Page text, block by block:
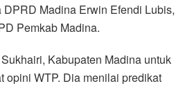
Madina Erwin Efendi Lubis,
Pemkab Madina.
Kabupaten Madina untuk
opini WTP. Dia menilai predikat